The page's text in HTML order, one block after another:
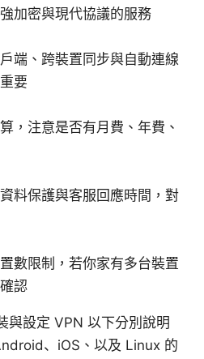
加密與現代協議的服務
端、跨裝置同步與自動連線
要
，注意是否有月費、年費、
料保護與客服回應時間，對
數限制，若你家有多台裝置
認
與設定 VPN 以下分別說明
、iOS、以及 Linux 的